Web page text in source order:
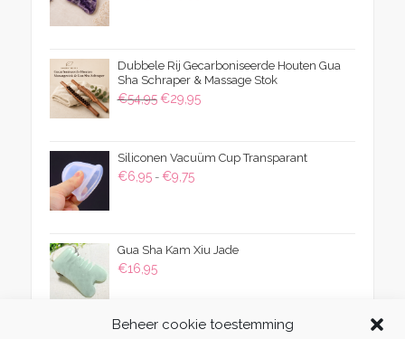
Beheer cookie toestemming
Dubbele Rij Gecarboniseerde Houten Gua
Sha Schraper & Massage Stok
€54,95 Oorspronkelijke
€54,95.
€29,95Huidige
€29,95.
Siliconen Vacuüm Cup Transparant
€6,95 - €9,75Prijsklasse:
Gua Sha Kam Xiu Jade
€16,95